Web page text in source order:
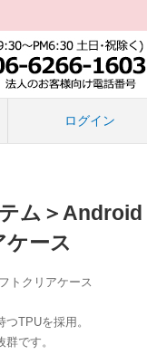
ログイン
ム＞
ケース
トクリアケース
TPUを採用。
です。